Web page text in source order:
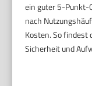
ein guter 5-Punkt-
nach
Kosten. So findest
Sicherheit und